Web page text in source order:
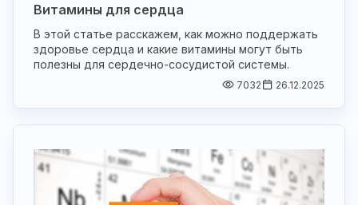
Витамины для сердца
В этой статье расскажем, как можно поддержать
здоровье сердца и какие витамины могут быть
полезны для сердечно-сосудистой системы.
7032 26.12.2025